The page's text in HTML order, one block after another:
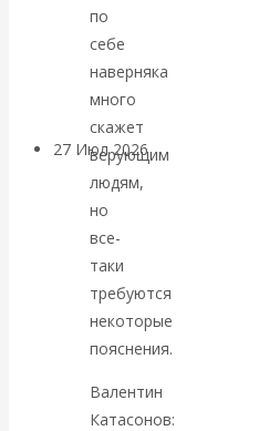
ростовщики»:
вчера и сегодня
27 Июл 2026Мировая
валютная система
Валентин
КАтасонов.
«МЕТОД
ОТМЫВАНИЯ
по
себе
наверняка
много
скажет
верующим
людям,
но
все-
таки
требуются
некоторые
пояснения.
Валентин
Катасонов: